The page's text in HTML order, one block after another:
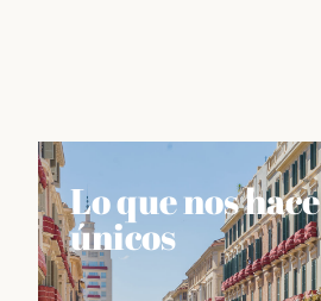
Lo que nos hace
únicos